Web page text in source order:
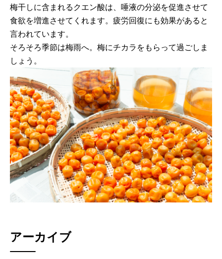
梅干しに含まれるクエン酸は、唾液の分泌を促進させて
食欲を増進させてくれます。疲労回復にも効果があると
言われています。
そろそろ季節は梅雨へ。梅にチカラをもらって過ごしま
しょう。
アーカイブ